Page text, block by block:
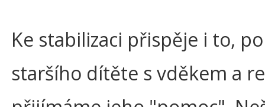
Ke stabilizaci přispěje i to,
staršího dítěte s vděkem a